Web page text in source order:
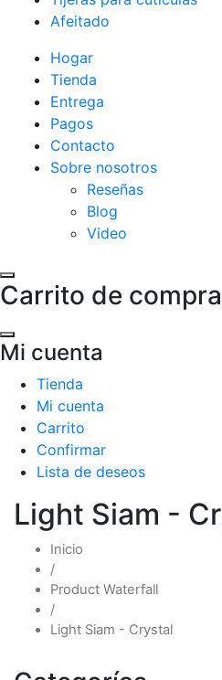
Afeitado
Hogar
Tienda
Entrega
Pagos
Contacto
Sobre nosotros
Reseñas
Blog
Video
Carrito de
Mi cuenta
Tienda
Mi cuenta
Carrito
Confirmar
Lista de deseos
Light Siam -
Inicio
/
Product Waterfall
/
Light Siam - Crystal